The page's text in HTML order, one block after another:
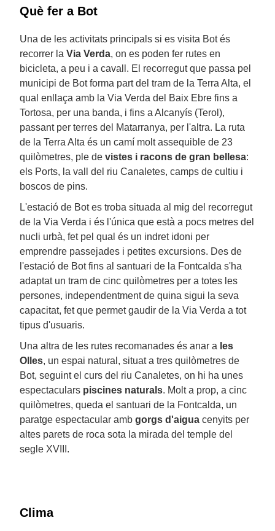
Què fer a Bot
Una de les activitats principals si es visita Bot és
recorrer la Via Verda, on es poden fer rutes en
bicicleta, a peu i a cavall. El recorregut que passa pel
municipi de Bot forma part del tram de la Terra Alta, el
qual enllaça amb la Via Verda del Baix Ebre fins a
Tortosa, per una banda, i fins a Alcanyís (Terol),
passant per terres del Matarranya, per l'altra. La ruta
de la Terra Alta és un camí molt assequible de 23
quilòmetres, ple de vistes i racons de gran bellesa:
els Ports, la vall del riu Canaletes, camps de cultiu i
boscos de pins.
L'estació de Bot es troba situada al mig del recorregut
de la Via Verda i és l'única que està a pocs metres del
nucli urbà, fet pel qual és un indret idoni per
emprendre passejades i petites excursions. Des de
l'estació de Bot fins al santuari de la Fontcalda s'ha
adaptat un tram de cinc quilòmetres per a totes les
persones, independentment de quina sigui la seva
capacitat, fet que permet gaudir de la Via Verda a tot
tipus d'usuaris.
Una altra de les rutes recomanades és anar a les
Olles, un espai natural, situat a tres quilòmetres de
Bot, seguint el curs del riu Canaletes, on hi ha unes
espectaculars piscines naturals. Molt a prop, a cinc
quilòmetres, queda el santuari de la Fontcalda, un
paratge espectacular amb gorgs d'aigua cenyits per
altes parets de roca sota la mirada del temple del
segle XVIII.
Clima